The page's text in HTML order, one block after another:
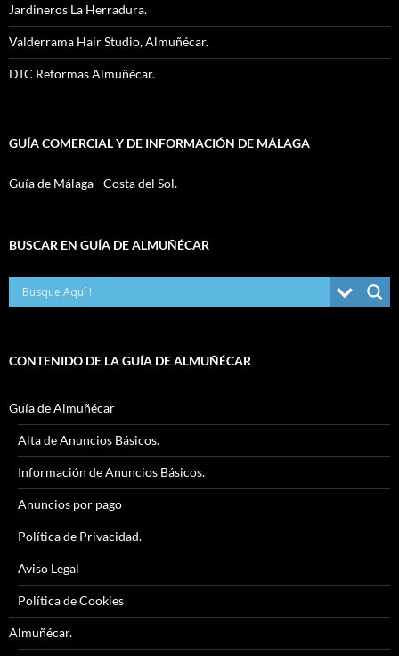
Jardineros La Herradura.
Valderrama Hair Studio, Almuñécar.
DTC Reformas Almuñécar.
GUÍA COMERCIAL Y DE INFORMACIÓN DE MÁLAGA
Guía de Málaga - Costa del Sol.
BUSCAR EN GUÍA DE ALMUÑÉCAR
CONTENIDO DE LA GUÍA DE ALMUÑÉCAR
Guía de Almuñécar
Alta de Anuncios Básicos.
Información de Anuncios Básicos.
Anuncios por pago
Política de Privacidad.
Aviso Legal
Política de Cookies
Almuñécar.